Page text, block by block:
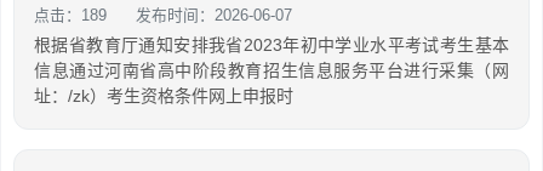
点击：189 发布时间：2026-06-07
根据省教育厅通知安排我省2023年初中学业水平考试考生基本
信息通过河南省高中阶段教育招生信息服务平台进行采集（网
址：/zk）考生资格条件网上申报时